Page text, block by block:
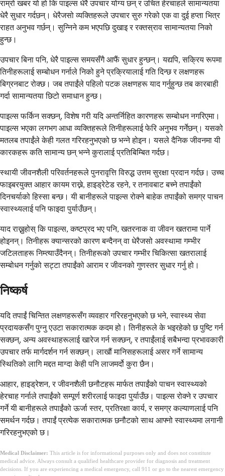
राम्रो खबर यो हो कि पाइल्स धेरै उपचार योग्य छन् र उचित हेरचाहले सामान्यतया
धेरै सुधार गर्दछन्। धेरैजसो व्यक्तिहरूले उपचार सुरु गरेको एक वा दुई हप्ता भित्र
राहत अनुभव गर्छन्। सुन्निने कम भएपछि दुखाइ र रक्तस्राव सामान्यतया निको
हुन्छ।
उपचार बिना पनि, धेरै पाइल्स समयसँगै आफैं सुधार हुन्छन्। यद्यपि, सक्रिय रूपमा
तिनीहरूलाई सम्बोधन गर्नाले निको हुने प्रक्रियालाई गति दिन्छ र लक्षणहरू
बिग्रनबाट रोक्छ। जब तपाईंले पहिलो पटक लक्षणहरू याद गर्नुहुन्छ तब कारबाही
गर्दा सामान्यतया छिटो समाधान हुन्छ।
पाइल्स फर्किन सक्छन्, विशेष गरी यदि अन्तर्निहित कारणहरू सम्बोधन नगरिएमा।
पाइल्स भएका लगभग आधा व्यक्तिहरूले तिनीहरूलाई फेरि अनुभव गर्नेछन्। यसको
मतलब तपाईंले केही गलत गरिरहनुभएको छ भन्ने होइन। यसले दैनिक जीवनमा यी
कारकहरू कति सामान्य छन् भन्ने कुरालाई प्रतिबिम्बित गर्दछ।
स्थायी जीवनशैली परिवर्तनहरूले पुनरावृत्ति विरुद्ध उत्तम सुरक्षा प्रदान गर्दछ। उच्च
फाइबरयुक्त आहार कायम राख्ने, हाइड्रेटेड रहने, र तनावबाट बच्ने तपाईंको
दिनचर्याको हिस्सा बन्छ। यी बानीहरूले पाइल्स रोक्ने बाहेक तपाईंको समग्र पाचन
स्वास्थ्यलाई पनि फाइदा पुर्याउँछन्।
याद राख्नुहोस् कि पाइल्स, कष्टप्रद भए पनि, खतरनाक वा जीवन खतरामा पार्ने
होइनन्। तिनीहरू क्यान्सरको कारण बन्दैनन् वा धेरैजसो अवस्थामा गम्भीर
जटिलताहरू निम्त्याउँदैनन्। तिनीहरूको उपचार गम्भीर चिकित्सा खतरालाई
सम्बोधन गर्नुको सट्टा तपाईंको आराम र जीवनको गुणस्तर सुधार गर्नु हो।
निष्कर्ष
यदि तपाईं चिन्तित लक्षणहरूसँग व्यवहार गरिरहनुभएको छ भने, स्वास्थ्य सेवा
प्रदायकसँग पुग्नु एउटा सकारात्मक कदम हो। तिनीहरूले के भइरहेको छ पुष्टि गर्न
सक्छन्, अन्य अवस्थाहरूलाई खारेज गर्न सक्छन्, र तपाईंलाई सबैभन्दा प्रभावकारी
उपचार तर्फ मार्गदर्शन गर्न सक्छन्। लाखौं मानिसहरूलाई असर गर्ने सामान्य
स्थितिको लागि मद्दत माग्दा केही पनि लाजमर्दो कुरा छैन।
आहार, हाइड्रेशन, र जीवनशैली छनौटहरू मार्फत तपाईंको पाचन स्वास्थ्यको
हेरचाह गर्नाले तपाईंको सम्पूर्ण शरीरलाई फाइदा पुर्याउँछ। पाइल्स रोक्ने र उपचार
गर्ने यी बानीहरूले तपाईंको ऊर्जा स्तर, प्रतिरक्षा कार्य, र समग्र कल्याणलाई पनि
समर्थन गर्दछ। तपाईं प्रत्येक सकारात्मक छनौटको साथ आफ्नो स्वास्थ्यमा लगानी
गरिरहनुभएको छ।
Medical Disclaimer: This article is for informational purposes only and does not constitute
medical advice. Always consult a qualified healthcare provider for diagnosis and treatment
decisions. If you are experiencing a medical emergency, call 911 or go to the nearest emergency